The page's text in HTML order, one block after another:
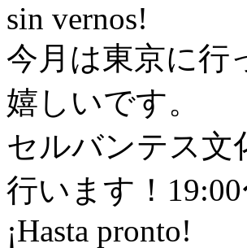
sin vernos!
今月は東京に行
嬉しいです。
セルバンテス文
行います！
¡Hasta pronto!